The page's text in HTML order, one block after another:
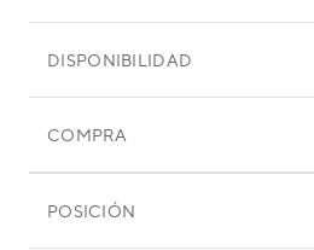
DISPONIBILIDAD
COMPRA
POSICIÓN